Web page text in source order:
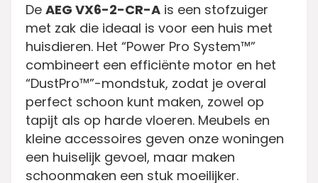
De AEG VX6-2-CR-A is een stofzuiger
met zak die ideaal is voor een huis met
huisdieren. Het “Power Pro System™”
combineert een efficiënte motor en het
“DustPro™”-mondstuk, zodat je overal
perfect schoon kunt maken, zowel op
tapijt als op harde vloeren. Meubels en
kleine accessoires geven onze woningen
een huiselijk gevoel, maar maken
schoonmaken een stuk moeilijker.